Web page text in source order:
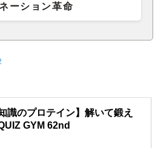
ーション革命
知識のプロテイン】解いて鍛え
GYM 62nd